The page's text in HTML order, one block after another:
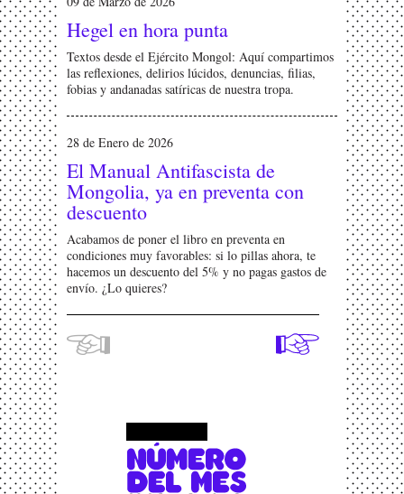
Hegel en hora punta
Textos desde el Ejército Mongol: Aquí compartimos
las reflexiones, delirios lúcidos, denuncias, filias,
fobias y andanadas satíricas de nuestra tropa.
28 de Enero de 2026
El Manual Antifascista de
Mongolia, ya en preventa con
descuento
Acabamos de poner el libro en preventa en
condiciones muy favorables: si lo pillas ahora, te
hacemos un descuento del 5% y no pagas gastos de
envío. ¿Lo quieres?